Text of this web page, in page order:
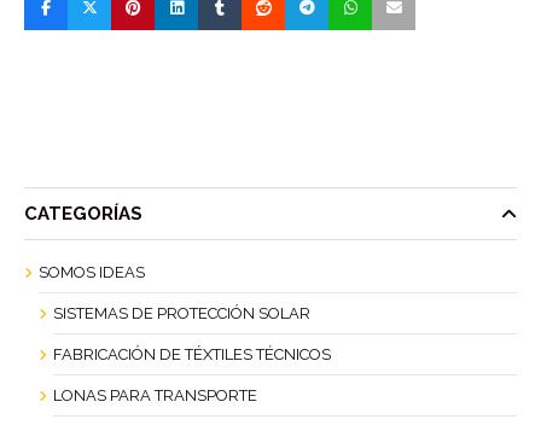
CATEGORÍAS
SOMOS IDEAS
SISTEMAS DE PROTECCIÓN SOLAR
FABRICACIÓN DE TÉXTILES TÉCNICOS
LONAS PARA TRANSPORTE